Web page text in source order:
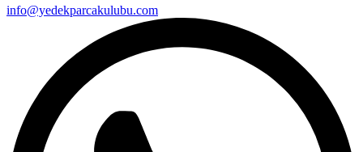
info@yedekparcakulubu.com